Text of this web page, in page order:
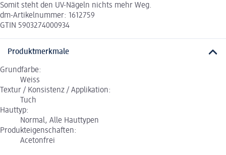
Somit steht den UV-Nägeln nichts mehr Weg.
dm-Artikelnummer: 1612759
GTIN 5903274000934
Produktmerkmale
Grundfarbe:
Weiss
Textur / Konsistenz / Applikation:
Tuch
Hauttyp:
Normal, Alle Hauttypen
Produkteigenschaften:
Acetonfrei